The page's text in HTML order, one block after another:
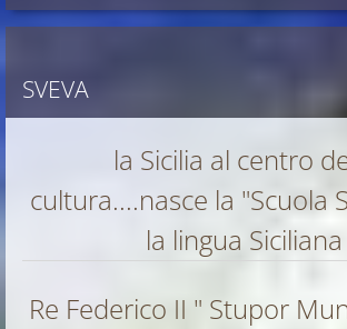
SVEVA
la Sicilia al centro
cultura....nasce la "Scuola
la lingua Siciliana
Re Federico II " Stupor